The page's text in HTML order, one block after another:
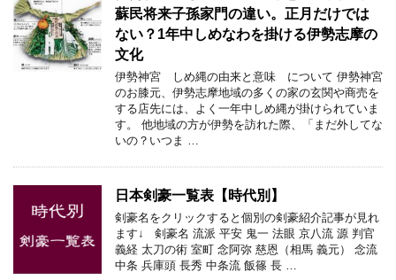
蘇民将来子孫家門の違い。正月だけでは
ない？1年中しめなわを掛ける伊勢志摩の
文化
伊勢神宮 しめ縄の由来と意味 について 伊勢神宮
のお膝元、伊勢志摩地域の多くの家の玄関や商売を
する店先には、よく一年中しめ縄が掛けられていま
す。 他地域の方が伊勢を訪れた際、「まだ外してな
いの？いつま …
日本剣豪一覧表【時代別】
剣豪名をクリックすると個別の剣豪紹介記事が見れ
ます↓ 剣豪名 流派 平安 鬼一 法眼 京八流 源 判官
義経 太刀の術 室町 念阿弥 慈恩（相馬 義元） 念流
中条 兵庫頭 長秀 中条流 飯篠 長 …